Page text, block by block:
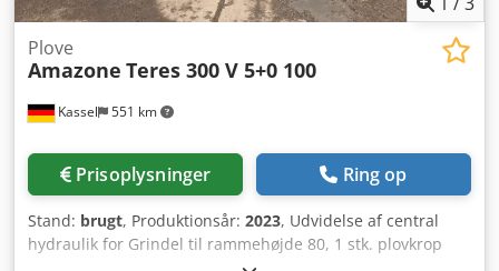
Kassel 551 km
Plove
Amazone Teres 300 V 5+0 100
Prisoplysninger Ring op
Stand: brugt, Produktionsår: 2023, Udvidelse af central
hydraulik for Grindel til rammehøjde 80, 1 stk. plovkrop